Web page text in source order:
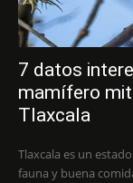
7 datos
mamífero
Tlaxcala
Tlaxcala es un
fauna y buena